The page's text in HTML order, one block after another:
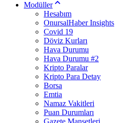
Modüller
Hesabım
OnursalHaber Insights
Covid 19
Döviz Kurları
Hava Durumu
Hava Durumu #2
Kripto Paralar
Kripto Para Detay
Borsa
Emtia
Namaz Vakitleri
Puan Durumları
Gazete Manşetleri